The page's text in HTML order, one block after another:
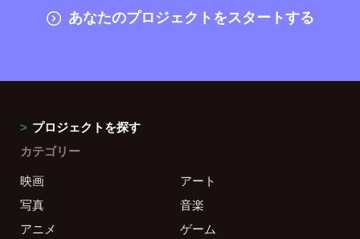
あなたのプロジェクトをスタートする
プロジェクトを探す
カテゴリー
映画
アート
写真
音楽
アニメ
ゲーム